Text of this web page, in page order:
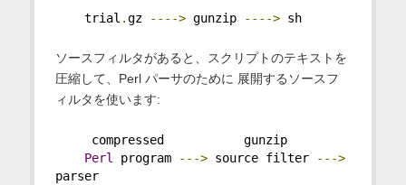
trial .gz ----> gunzip ----> sh
ソースフィルタがあると、スクリプトのテキストを
圧縮して、Perl パーサのために 展開するソースフ
ィルタを使います:
compressed           gunzip
Perl program ---> source filter
--->
parser